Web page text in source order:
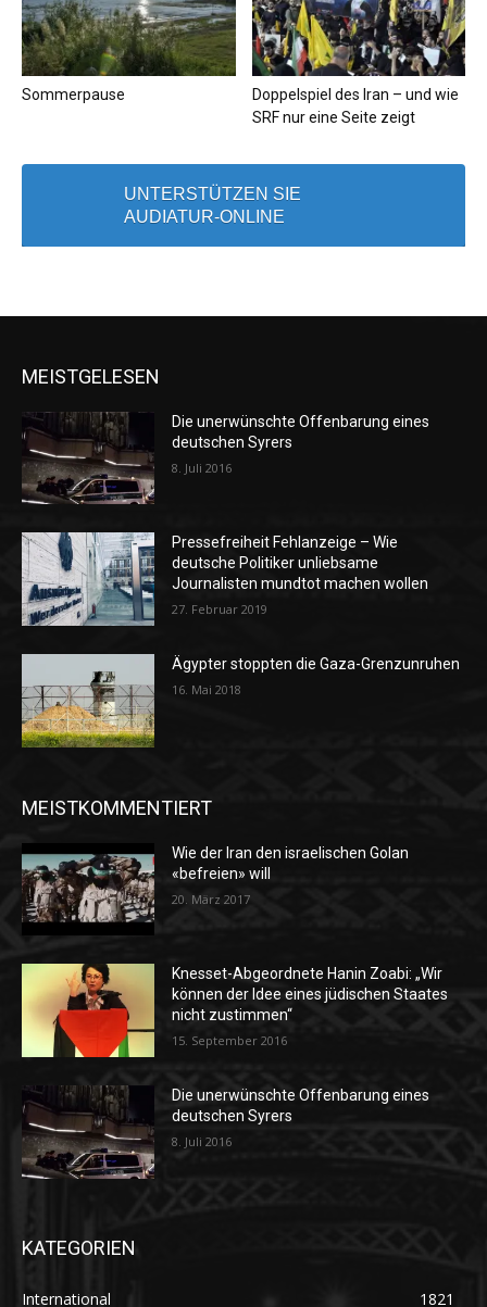
Sommerpause
Doppelspiel des Iran – und wie
SRF nur eine Seite zeigt
UNTERSTÜTZEN SIE
AUDIATUR-ONLINE
MEISTGELESEN
Die unerwünschte Offenbarung eines
deutschen Syrers
8. Juli 2016
Pressefreiheit Fehlanzeige – Wie
deutsche Politiker unliebsame
Journalisten mundtot machen wollen
27. Februar 2019
Ägypter stoppten die Gaza-Grenzunruhen
16. Mai 2018
MEISTKOMMENTIERT
Wie der Iran den israelischen Golan
«befreien» will
20. März 2017
Knesset-Abgeordnete Hanin Zoabi: „Wir
können der Idee eines jüdischen Staates
nicht zustimmen“
15. September 2016
Die unerwünschte Offenbarung eines
deutschen Syrers
8. Juli 2016
KATEGORIEN
International
1821